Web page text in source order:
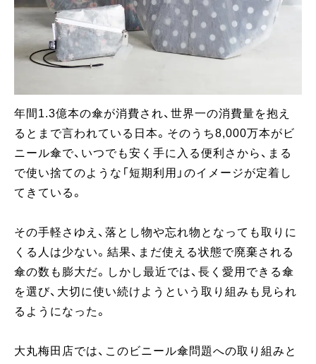
年間1.3億本の傘が消費され、世界一の消費量を抱え
るとまで言われている日本。そのうち8,000万本がビ
ニール傘で、いつでも安く手に入る便利さから、まる
で使い捨てのような「短期利用」のイメージが定着し
てきている。
その手軽さゆえ、落とし物や忘れ物となっても取りに
くる人は少ない。結果、まだ使える状態で廃棄される
傘の数も膨大だ。しかし最近では、長く愛用できる傘
を選び、大切に使い続けようという取り組みも見られ
るようになった。
大丸梅田店では、このビニール傘問題への取り組みと